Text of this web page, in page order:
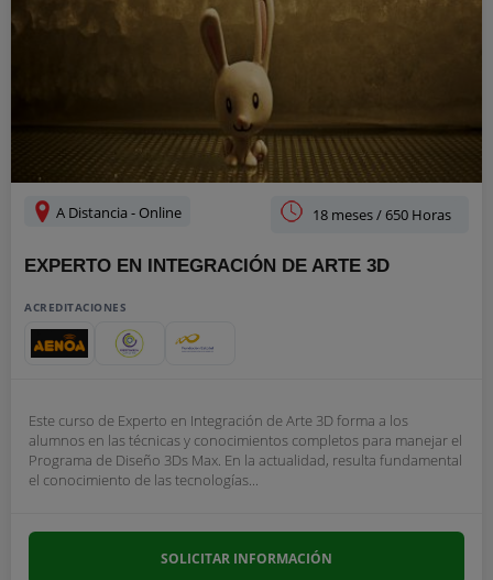
A Distancia - Online 18 meses / 650 Horas
EXPERTO EN INTEGRACIÓN DE ARTE 3D
ACREDITACIONES
Este curso de Experto en Integración de Arte 3D forma a los
alumnos en las técnicas y conocimientos completos para manejar el
Programa de Diseño 3Ds Max. En la actualidad, resulta fundamental
el conocimiento de las tecnologías...
SOLICITAR INFORMACIÓN